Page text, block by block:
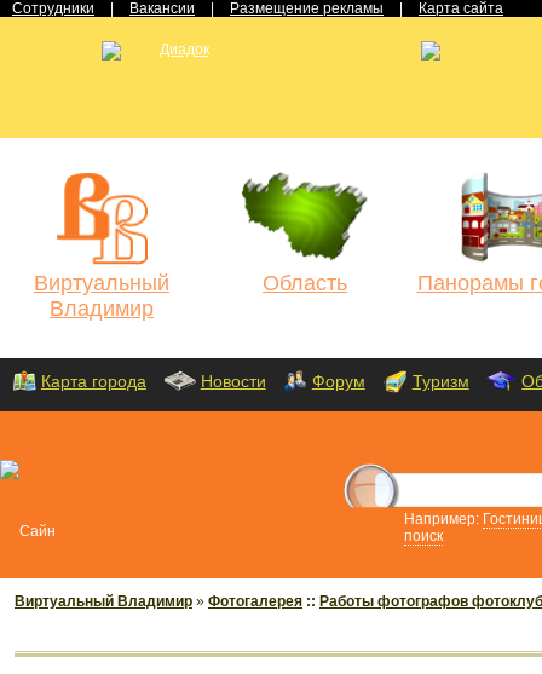
Сотрудники Вакансии Размещение рекламы Карта сайта
Виртуальный
Владимир
Область Панорамы
Карта города Новости Форум Туризм
Например:
поиск
Виртуальный Владимир » Фотогалерея :: Работы фотографов